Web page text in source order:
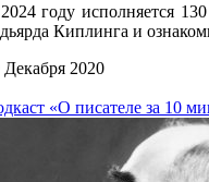
году исполняется
Киплинга и
Декабря 2020
«О писателе за 10